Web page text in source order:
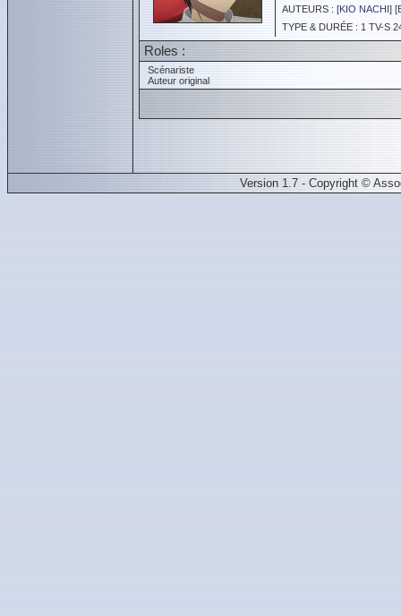
AUTEURS : [KIO NACHI] [
TYPE & DURÉE : 1 TV-S
Roles :
Scénariste
Auteur original
Version 1.7 - Copyright ©